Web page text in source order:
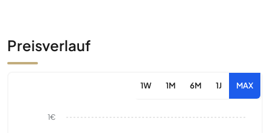
Preisverlauf
1W 1M 6M 1J MAX
1€